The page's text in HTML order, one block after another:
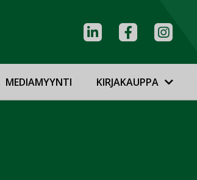
MEDIAMYYNTI KIRJAKAUPPA